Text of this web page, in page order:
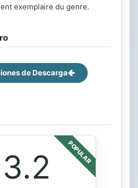
exemplaire du genre.
de Descarga
POPULAR
3.2